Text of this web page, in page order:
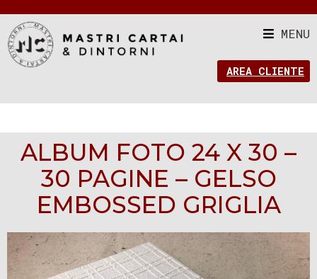
MENU
AREA CLIENTE
ALBUM FOTO 24 X 30 –
30 PAGINE – GELSO
EMBOSSED GRIGLIA